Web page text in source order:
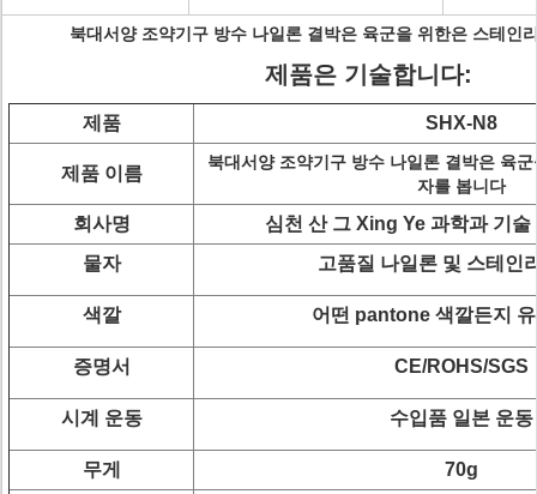
북대서양 조약기구 방수 나일론 결박은 육군을 위한은 스테인
제품은 기술합니다:
제품 SHX-N8
제품 이름
북대서양 조약기구 방수 나일론 결박은 육
자를 봅니다
회사명
심천 산 그 Xing Ye 과학과 기술
물자
고품질 나일론 및 스테인
색깔 어떤 pantone 색깔든지
증명서 CE/ROHS/SGS
시계 운동 수입품 일본 운동
무게
70g